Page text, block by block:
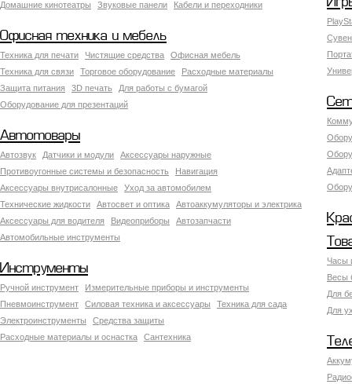
Домашние кинотеатры
Звуковые панели Кабели и переходники
Офисная техника и мебель
Техника для печати Чистящие средства
Офисная мебель
Техника для связи
Торговое оборудование
Расходные материалы
Защита питания
3D печать
Для работы с бумагой
Оборудование для презентаций
Автотовары
Автозвук Датчики и модули
Аксессуары наружные
Противоугонные системы и безопасность
Навигация
Аксесcуары внутрисалонные
Уход за автомобилем
Технические жидкости
Автосвет и оптика
Автоаккумуляторы и электрика
Аксессуары для водителя
Видеоприборы
Автозапчасти
Автомобильные инструменты
Часы
Весы
Для
Для
Инструменты
Ручной инструмент
Измерительные приборы и инструменты
Пневмоинструмент
Силовая техника и аксессуары
Техника для сада
Электроинструменты
Средства защиты
Расходные материалы и оснастка
Сантехника